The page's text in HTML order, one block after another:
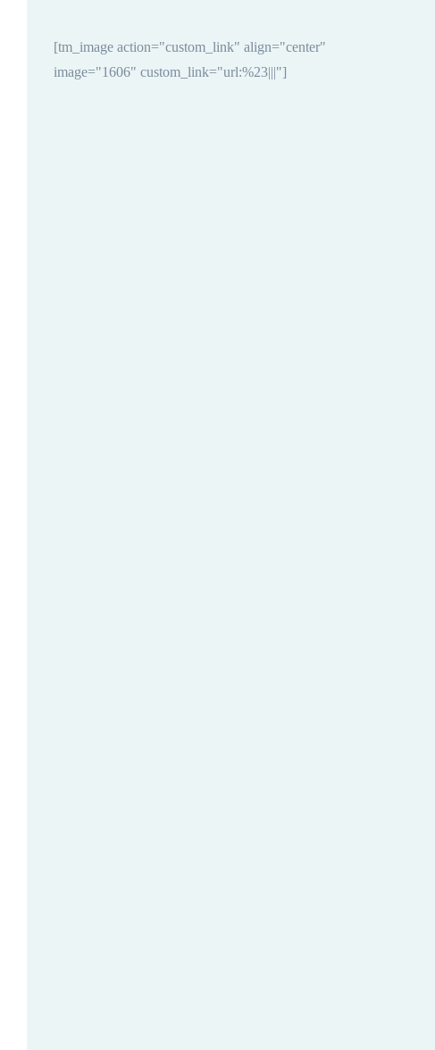
[tm_image action="custom_link" align="center"
image="1606" custom_link="url:%23|||"]